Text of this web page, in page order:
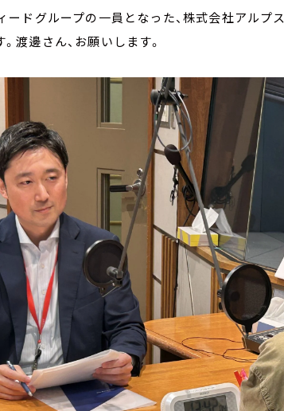
ードグループの一員となった、株式会社アルプ
渡邊さん、お願いします。